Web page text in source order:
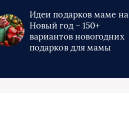
Идеи подарков маме на
Новый год – 150+
вариантов новогодних
подарков для мамы